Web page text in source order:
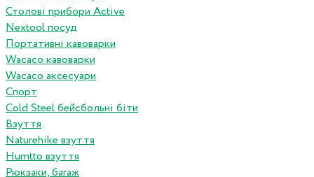
Столові прибори Active
Nextool посуд
Портативні кавоварки
Wacaco кавоварки
Wacaco аксесуари
Спорт
Cold Steel бейсбольні біти
Взуття
Naturehike взуття
Humtto взуття
Рюкзаки, багаж